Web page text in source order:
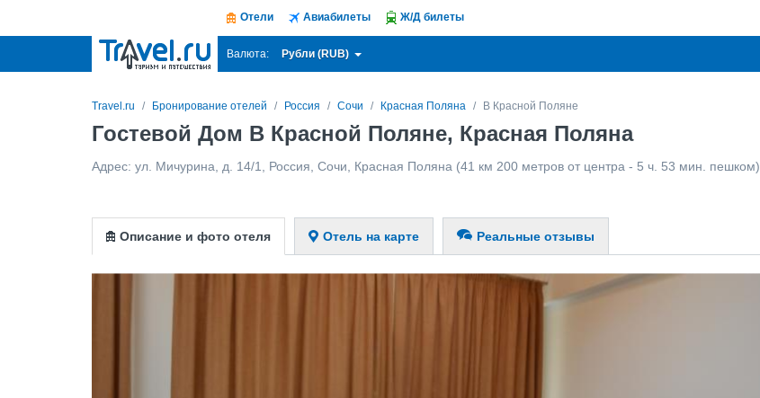
Отели Авиабилеты Ж/Д билеты
Валюта: Рубли (RUB)
Travel.ru Бронирование отелей Россия Сочи Красная Поляна В Красной Поляне
Гостевой Дом В Красной Поляне, Красная Поляна
Адрес: ул. Мичурина, д. 14/1 Россия Сочи Красная Поляна (41 км 200 метров от центра - 5 ч. 53 мин. пешком)
Описание и фото отеля Отель на карте Реальные отзывы